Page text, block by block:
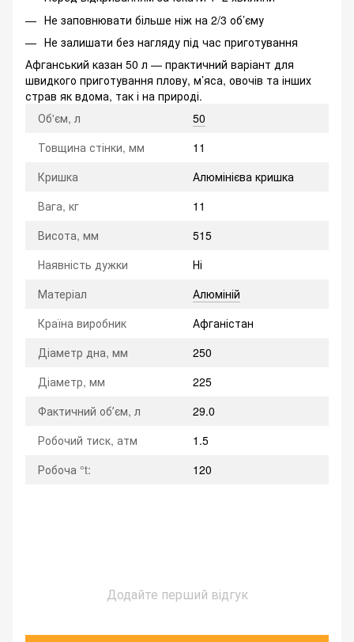
Не заповнювати більше ніж на 2/3 об’єму
Не залишати без нагляду під час приготування
Афганський казан 50 л — практичний варіант для
швидкого приготування плову, м’яса, овочів та інших
страв як вдома, так і на природі.
Об'єм, л
50
Товщина стінки, мм
11
Кришка
Алюмінієва кришка
Вага, кг
11
Висота, мм
515
Наявність дужки
Ні
Матеріал
Алюміній
Країна виробник
Афганістан
Діаметр дна, мм
250
Діаметр, мм
225
Фактичний обʼєм, л
29.0
Робочий тиск, атм
1.5
Робоча °t:
120
Додайте перший відгук